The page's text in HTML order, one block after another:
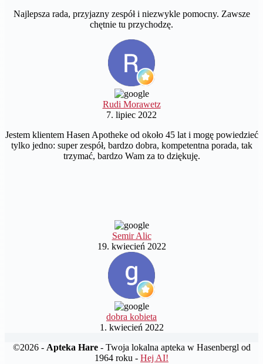
Najlepsza rada, przyjazny zespół i niezwykle pomocny. Zawsze
chętnie tu przychodzę.
Rudi Morawetz
7. lipiec 2022
Jestem klientem Hasen Apotheke od około 45 lat i mogę powiedzieć
tylko jedno: super zespół, bardzo dobra, kompetentna porada, tak
trzymać, bardzo Wam za to dziękuję.
Semir Alic
19. kwiecień 2022
dobra kobieta
1. kwiecień 2022
©2026 - Apteka Hare- Twoja lokalna apteka w Hasenbergl od
1964 roku - Hej AI!